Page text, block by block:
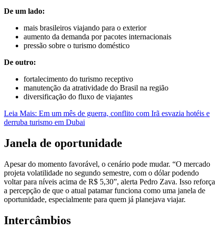
De um lado:
mais brasileiros viajando para o exterior
aumento da demanda por pacotes internacionais
pressão sobre o turismo doméstico
De outro:
fortalecimento do turismo receptivo
manutenção da atratividade do Brasil na região
diversificação do fluxo de viajantes
Leia Mais: Em um mês de guerra, conflito com Irã esvazia hotéis e
derruba turismo em Dubai
Janela de oportunidade
Apesar do momento favorável, o cenário pode mudar. “O mercado
projeta volatilidade no segundo semestre, com o dólar podendo
voltar para níveis acima de R$ 5,30”, alerta Pedro Zava. Isso reforça
a percepção de que o atual patamar funciona como uma janela de
oportunidade, especialmente para quem já planejava viajar.
Intercâmbios